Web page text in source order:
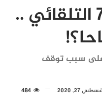
تحديث ويندوز 7 التلقائي ..
سبب توقف
27, 2020